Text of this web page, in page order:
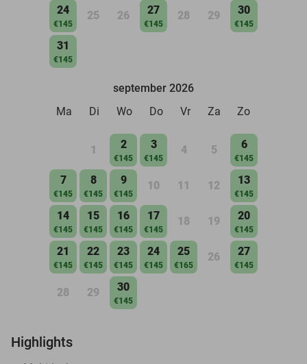
24
€145
25 26 27
€145
28 29 30
€145
31
€145
september 2026
Ma
Di Wo Do Vr Za Zo
1 2
€145
3
€145
4 5 6
€145
7
€145
8
€145
9
€145
10 11 12 13
€145
14
€145
15
€145
16
€145
17
€145
18 19 20
€145
21
€145
22
€145
23
€145
24
€145
25
€165
26 27
€145
28 29 30
€145
Highlights